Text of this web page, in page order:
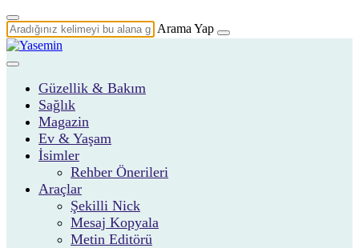
Arama Yap
Güzellik & Bakım
Sağlık
Magazin
Ev & Yaşam
İsimler
Rehber Önerileri
Araçlar
Şekilli Nick
Mesaj Kopyala
Metin Editörü